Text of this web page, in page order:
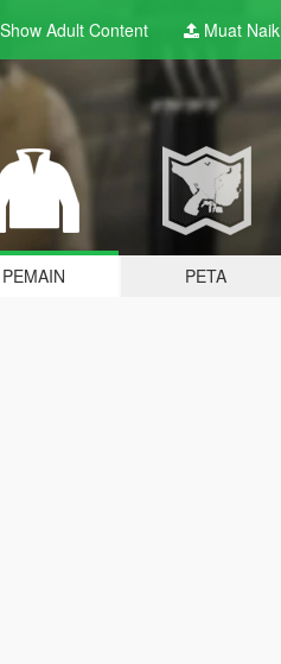
Show Adult Content Muat Naik
PEMAIN PETA